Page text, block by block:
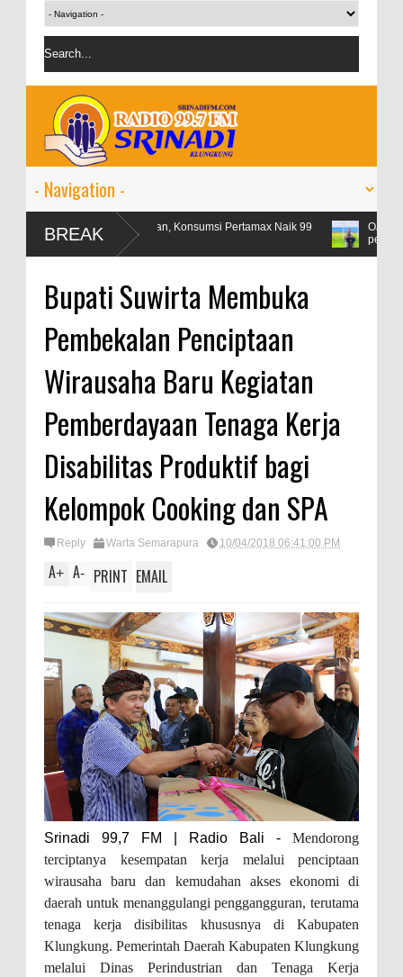
BREAK
Libur Lebaran, Konsumsi Pertamax Naik 99
Persen
OJK targetkan
persen
Bupati Suwirta Membuka
Pembekalan Penciptaan
Wirausaha Baru Kegiatan
Pemberdayaan Tenaga Kerja
Disabilitas Produktif bagi
Kelompok Cooking dan SPA
Reply Warta Semarapura 10/04/2018 06:41:00 PM
A+ A- PRINT EMAIL
Srinadi 99,7 FM | Radio Bali - Mendorong
terciptanya kesempatan kerja melalui penciptaan
wirausaha baru dan kemudahan akses ekonomi di
daerah untuk menanggulangi penggangguran, terutama
tenaga kerja disibilitas khususnya di Kabupaten
Klungkung. Pemerintah Daerah Kabupaten Klungkung
melalui Dinas Perindustrian dan Tenaga Kerja